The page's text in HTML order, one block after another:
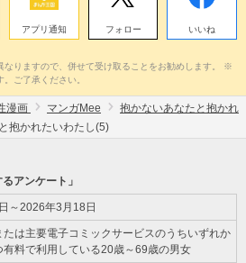
アプリ通知 フォロー いいね
りますので、併せて受け取ることをお勧めします。 ※
ご了承ください。
漫画 マンガMee
抱かないあなたと抱かれ
抱かれたいわたし(5)
アンケート」
～2026年3月18日
たは主要電子コミックサービスのうちいずれか
有料で利用している20歳～69歳の男女